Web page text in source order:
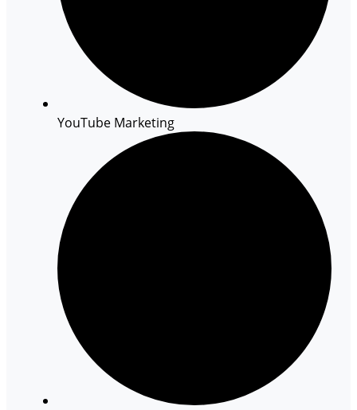
YouTube Marketing